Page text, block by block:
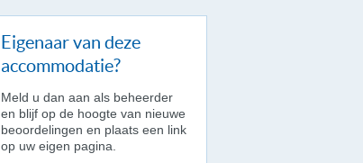
Eigenaar van deze
accommodatie?
Meld u dan aan als beheerder
en blijf op de hoogte van nieuwe
beoordelingen en plaats een link
op uw eigen pagina.